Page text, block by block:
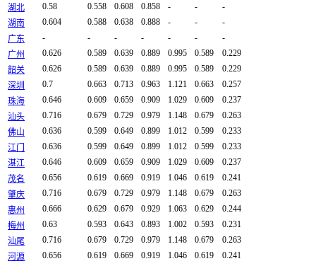
湖北
0.58 0.558 0.608 0.858 - -
-
湖南
0.604 0.588 0.638 0.888 - -
-
广东
- - - - - -
-
广州
0.626 0.589 0.639 0.889 0.995 0.589
0.229
韶关
0.626 0.589 0.639 0.889 0.995 0.589
0.229
深圳
0.7 0.663 0.713 0.963 1.121 0.663
0.257
珠海
0.646 0.609 0.659 0.909 1.029 0.609
0.237
汕头
0.716 0.679 0.729 0.979 1.148 0.679
0.263
佛山
0.636 0.599 0.649 0.899 1.012 0.599
0.233
江门
0.636 0.599 0.649 0.899 1.012 0.599
0.233
湛江
0.646 0.609 0.659 0.909 1.029 0.609
0.237
茂名
0.656 0.619 0.669 0.919 1.046 0.619
0.241
肇庆
0.716 0.679 0.729 0.979 1.148 0.679
0.263
惠州
0.666 0.629 0.679 0.929 1.063 0.629
0.244
梅州
0.63 0.593 0.643 0.893 1.002 0.593
0.231
汕尾
0.716 0.679 0.729 0.979 1.148 0.679
0.263
河源
0.656 0.619 0.669 0.919 1.046 0.619
0.241